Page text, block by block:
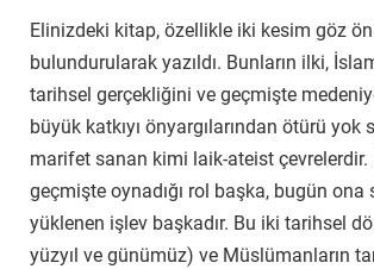
Elinizdeki kitap, özellikle iki kesim göz
bulundurularak yazıldı. Bunların ilki,
tarihsel gerçekliğini ve geçmişte
büyük katkıyı önyargılarından ötürü yok
marifet sanan kimi laik-ateist çevrelerdir.
geçmişte oynadığı rol başka, bugün ona
yüklenen işlev başkadır. Bu iki tarihsel
yüzyıl ve günümüz) ve Müslümanların